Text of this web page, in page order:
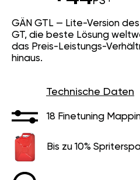
GÄN GTL — Lite-Version
GT, die beste Lösung
das Preis-Leistungs-
hinaus.
Technische Daten
18 Finetuning
Bis zu 10%